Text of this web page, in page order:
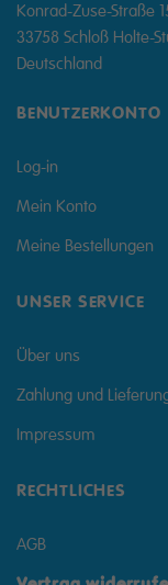
Konrad-Zuse-Straße
33758 Schloß Holte-
Deutschland
BENUTZERKONTO
Log-in
Mein Konto
Meine Bestellungen
UNSER SERVICE
Über uns
Zahlung und
Impressum
RECHTLICHES
AGB